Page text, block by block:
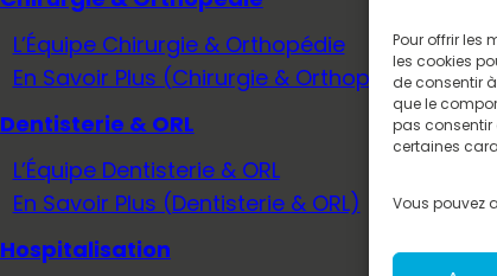
Pour offrir les
les cookies
de consentir
que le
pas consentir
certaines
Vous pouvez
L’Équipe Chirurgie & Orthopédie
En Savoir Plus (Chirurgie & Orthopédie)
Dentisterie & ORL
L’Équipe Dentisterie & ORL
En Savoir Plus (Dentisterie & ORL)
Hospitalisation
En
En